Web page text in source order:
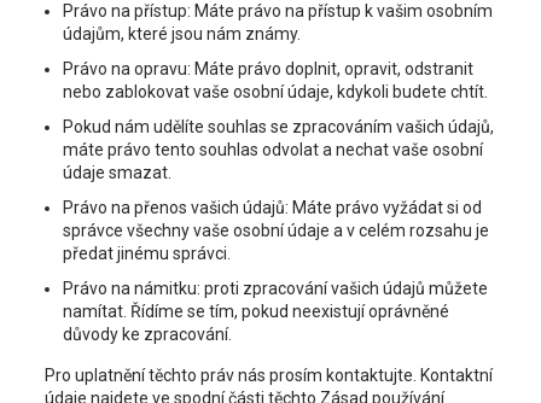
Právo na přístup: Máte právo na přístup k vašim osobním
údajům, které jsou nám známy.
Právo na opravu: Máte právo doplnit, opravit, odstranit
nebo zablokovat vaše osobní údaje, kdykoli budete chtít.
Pokud nám udělíte souhlas se zpracováním vašich údajů,
máte právo tento souhlas odvolat a nechat vaše osobní
údaje smazat.
Právo na přenos vašich údajů: Máte právo vyžádat si od
správce všechny vaše osobní údaje a v celém rozsahu je
předat jinému správci.
Právo na námitku: proti zpracování vašich údajů můžete
namítat. Řídíme se tím, pokud neexistují oprávněné
důvody ke zpracování.
Pro uplatnění těchto práv nás prosím kontaktujte. Kontaktní
údaje najdete ve spodní části těchto Zásad používání